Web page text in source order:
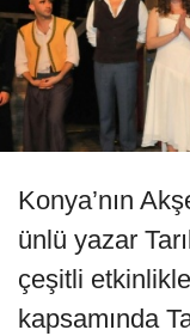
Konya’nın
ünlü yazar
çeşitli
kapsamında